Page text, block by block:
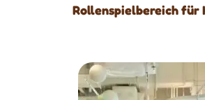
Rollenspielbereich für